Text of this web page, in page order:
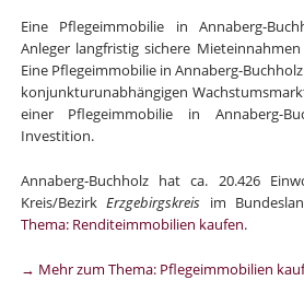
Eine Pflegeimmobilie in Annaberg-
Anleger langfristig sichere
Eine Pflegeimmobilie in Annaberg-
konjunkturunabhängigen
einer Pflegeimmobilie in Annaberg-
Investition.
Annaberg-Buchholz hat ca. 20.426
Kreis/BezirkErzgebirgskreis im
Thema: Renditeimmobilien kaufen.
→ Mehr zum Thema: Pflegeimmobilien